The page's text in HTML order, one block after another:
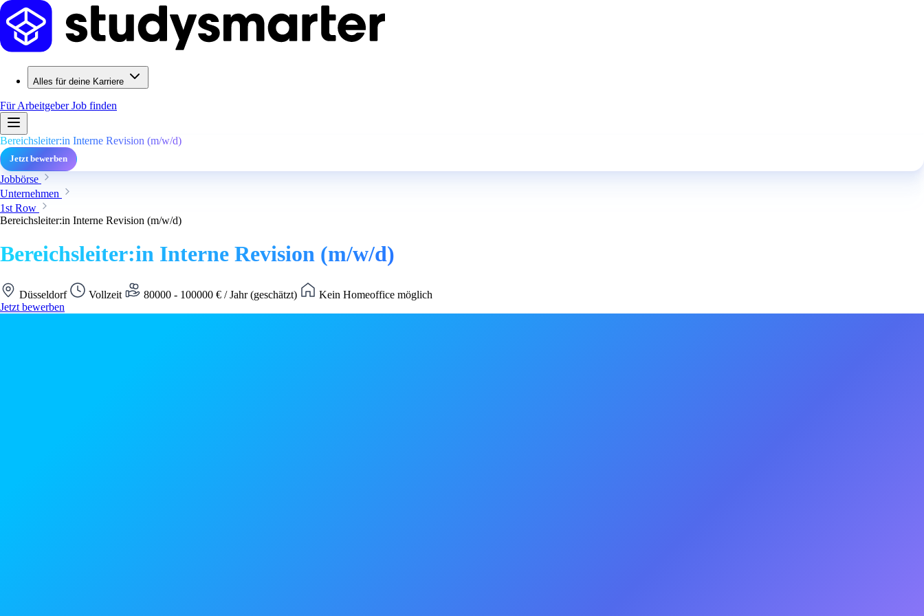
Alles für deine Karriere
Für ArbeitgeberJob finden
Bereichsleiter:in Interne Revision (m/w/d)
Jetzt bewerben
Jobbörse
Unternehmen
1st Row
Bereichsleiter:in Interne Revision (m/w/d)
Bereichsleiter:in Interne Revision (m/w/d)
Düsseldorf Vollzeit 80000 - 100000 € / Jahr (geschätzt)
Kein Homeoffice möglich
Jetzt bewerben